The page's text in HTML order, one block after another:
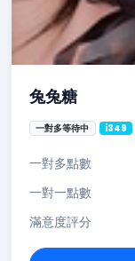
兔兔糖
一對多等待中 i349
一對多點數
一對一點數
滿意度評分